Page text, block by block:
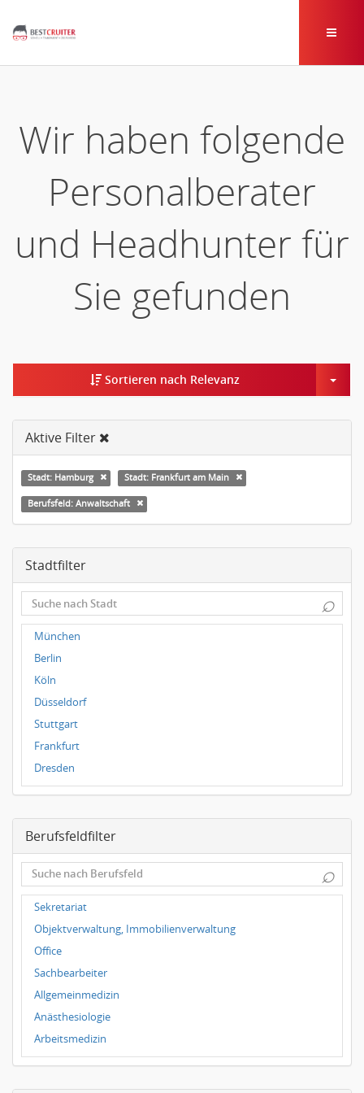
Wir haben folgende
Personalberater
und Headhunter für
Sie gefunden
Sortieren nach Relevanz
Aktive Filter
Stadt: Hamburg Stadt: Frankfurt am Main
Berufsfeld: Anwaltschaft
Stadtfilter
⌕
München
Berlin
Köln
Düsseldorf
Stuttgart
Frankfurt
Dresden
Magdeburg
Dortmund
Wuppertal
Hallbergmoos
Würzburg
Grünwald
Ulm
Bielefeld
Hannover
Duisburg
Berufsfeldfilter
⌕
Sekretariat
Objektverwaltung, Immobilienverwaltung
Office
Sachbearbeiter
Allgemeinmedizin
Anästhesiologie
Arbeitsmedizin
Augenheilkunde